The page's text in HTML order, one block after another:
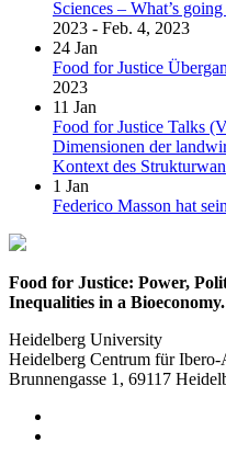
Sciences – What’s
2023 - Feb. 4, 2023
24 Jan
Food for Justice
2023
11 Jan
Food for Justice Talks
Dimensionen der
Kontext des
1 Jan
Federico Masson hat
Food for Justice: Power,
Inequalities in a Bioeconomy.
Heidelberg University
Heidelberg Centrum für
Brunnengasse 1, 69117